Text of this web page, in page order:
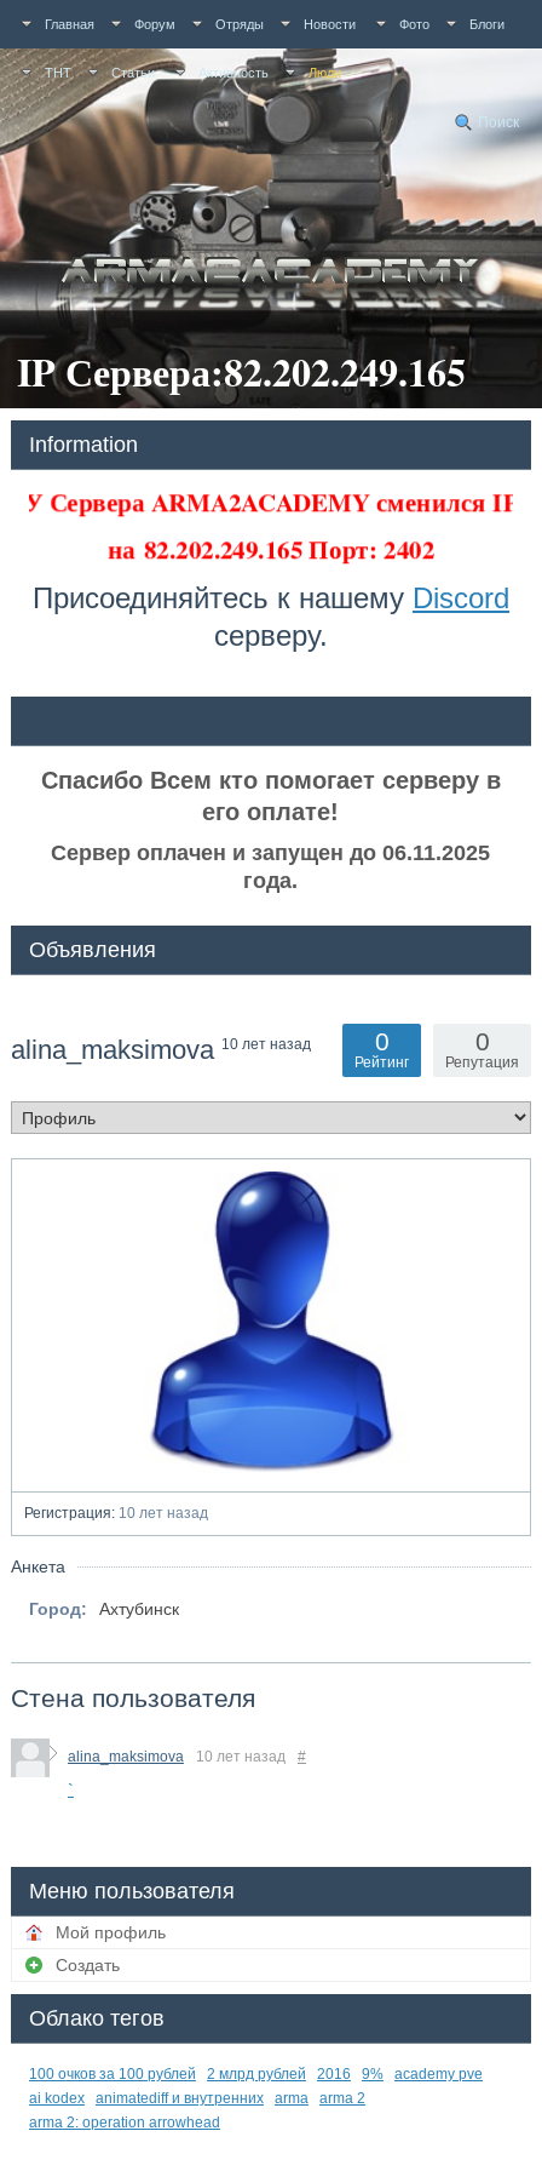
Главная Форум Отряды Новости Фото Блоги
ТНТ Статьи Активность Люди
Поиск
IP Сервера:82.202.249.165
Information
У Сервера ARMA2ACADEMY сменился IP
на82.202.249.165 Порт: 2402
Присоединяйтесь к нашему Discord
серверу.
Спасибо Всем кто помогает серверу в
его оплате!
Сервер оплачен и запущен до 06.11.2025
года.
Объявления
alina_maksimova 10 лет назад 0
Репутация
0
Рейтинг
Регистрация:10 лет назад
Анкета
Город: Ахтубинск
Стена пользователя
alina_maksimova 10 лет назад #
`
Меню пользователя
Мой профиль
Создать
Облако тегов
100 очков за 100 рублей 2 млрд рублей 2016 9%
academy pve
ai kodex
animatediff и внутренних arma
arma 2
arma 2: operation arrowhead